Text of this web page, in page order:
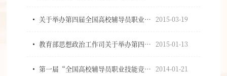
2015-03-19
关于举办第四届全国高校辅导员职业能力大赛的通知
2015-01-13
教育部思想政治工作司关于举办第四届全国高校辅导员职业能力大赛的通知
2014-01-21
第一届“全国高校辅导员职业技能竞赛”成功举办